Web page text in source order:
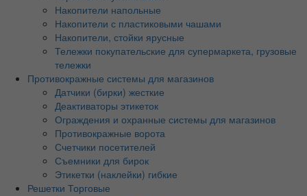
Накопители напольные
Накопители с пластиковыми чашами
Накопители, стойки ярусные
Тележки покупательские для супермаркета, грузовые
тележки
Противокражные системы для магазинов
Датчики (бирки) жесткие
Деактиваторы этикеток
Ограждения и охранные системы для магазинов
Противокражные ворота
Счетчики посетителей
Съемники для бирок
Этикетки (наклейки) гибкие
Решетки Торговые